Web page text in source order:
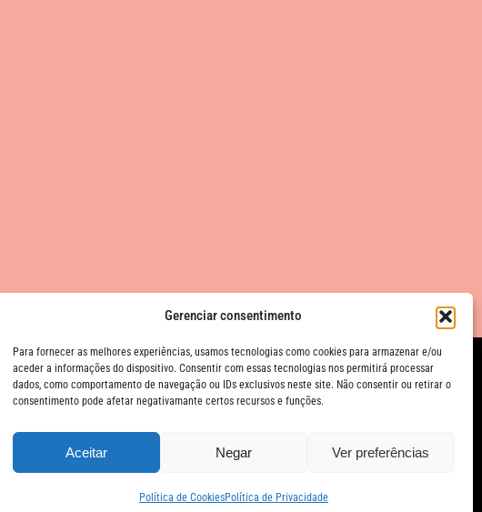
Gerenciar consentimento
Para fornecer as melhores experiências, usamos tecnologias como cookies para armazenar e/ou
aceder a informações do dispositivo. Consentir com essas tecnologias nos permitirá processar
dados, como comportamento de navegação ou IDs exclusivos neste site. Não consentir ou retirar o
consentimento pode afetar negativamante certos recursos e funções.
Aceitar Negar Ver preferências
Política de CookiesPolítica de Privacidade
O Festival Panorama é uma realização da Jerimum Idéias.